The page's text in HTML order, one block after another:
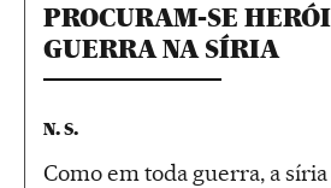
PROCURAM-SE
GUERRA NA SÍRIA
N. S.
Como em toda guerra, a